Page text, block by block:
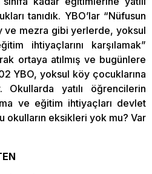
tanıdık. YBO’lar “Nüfusun
ve mezra gibi yerlerde, yoksul
ihtiyaçlarını karşılamak”
ortaya atılmış ve bugünlere
YBO, yoksul köy çocuklarına
Okullarda yatılı öğrencilerin
ve eğitim ihtiyaçları devlet
okulların eksikleri yok mu? Var